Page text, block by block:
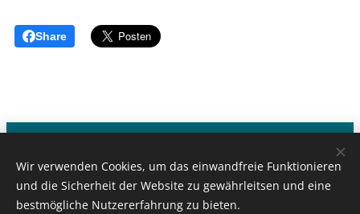
Share
Kontakt:info@klimagrosseltern.ch
©by New-Webdesign.ch 2021
Wir verwenden Cookies, um das einwandfreie Funktionieren
und die Sicherheit der Website zu gewährleitsen und eine
bestmögliche Nutzererfahrung zu bieten.